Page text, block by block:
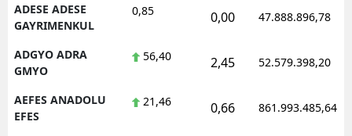
Gümüşhane
Isparta
ADESE ADESE
GAYRIMENKUL
0,85 0,00 47.888.896,78
ADGYO ADRA
GMYO
56,40 2,45 52.579.398,20
AEFES ANADOLU
EFES
21,46 0,66 861.993.485,64